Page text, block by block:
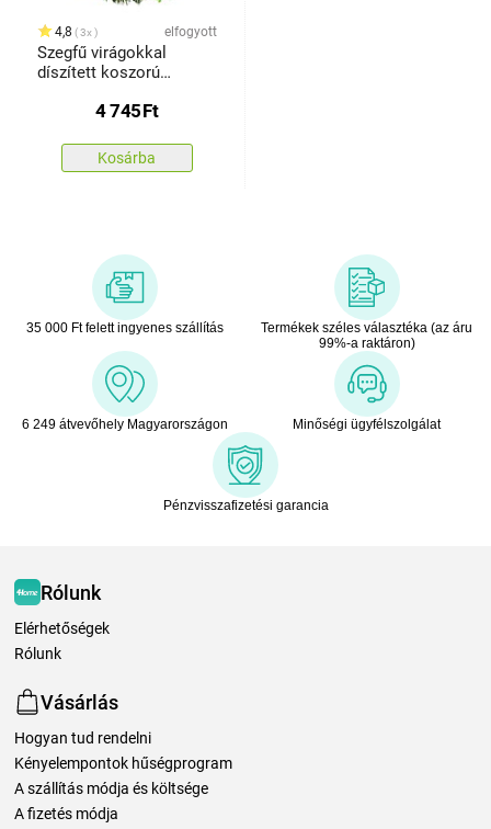
4,8 3x elfogyott
Szegfű virágokkal
díszített koszorú
cm, bordó4 745Ft
Kosárba
35 000 Ft felett ingyenes szállítás
Termékek széles választéka (az áru
99%-a raktáron)
6 249 átvevőhely Magyarországon Minőségi ügyfélszolgálat
Pénzvisszafizetési garancia
Rólunk
Elérhetőségek
Rólunk
Vásárlás
Hogyan tud rendelni
Kényelempontok hűségprogram
A szállítás módja és költsége
A fizetés módja